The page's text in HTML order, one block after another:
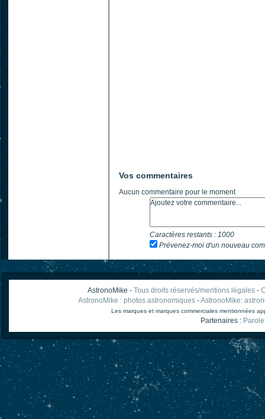
Vos commentaires
Aucun commentaire pour le moment
Caractères restants : 1000
Prévenez-moi d'un nouveau
AstronoMike - Tous droits réservés/mentions légales-
AstronoMike : photos astronomiques -AstronoMike:
Les marques et marques commerciales mentionnées
Partenaires :